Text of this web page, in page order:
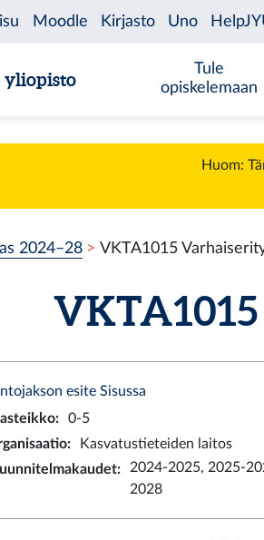
yliopisto
Tule
opiskelemaan
Huom:
2024–28 VKTA1015
esite Sisussa
: 0-5
: Kasvatustieteiden laitos
:
2024-2025, 2025-
2028